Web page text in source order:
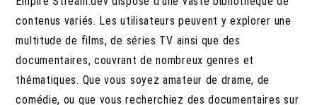
contenus variés. Les utilisateurs peuvent y explorer une
multitude de films, de séries TV ainsi que des
documentaires, couvrant de nombreux genres et
thématiques. Que vous soyez amateur de drame, de
comédie, ou que vous recherchiez des documentaires sur